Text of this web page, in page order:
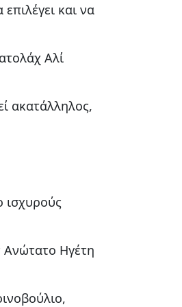
και να
Αλί
ακατάλληλος,
ισχυρούς
Ανώτατο Ηγέτη